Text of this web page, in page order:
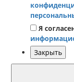
Я
Закрыть